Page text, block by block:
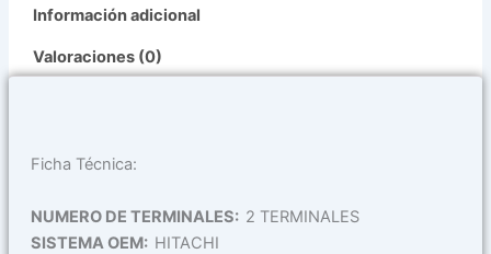
Información adicional
Valoraciones (0)
Ficha Técnica:
NUMERO DE TERMINALES: 2 TERMINALES
SISTEMA OEM: HITACHI